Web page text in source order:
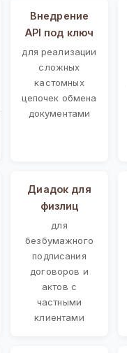
Внедрение
API под ключ
для реализации
сложных
кастомных
цепочек обмена
документами
Диадок для
физлиц
для
безбумажного
подписания
договоров и
актов с
частными
клиентами